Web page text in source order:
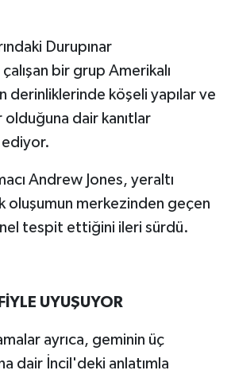
Durupınar
bir grup Amerikalı
derinliklerinde köşeli yapılar ve
dair kanıtlar
ediyor.
Andrew Jones, yeraltı
oluşumun merkezinden geçen
tespit ettiğini ileri sürdü.
UYUŞUYOR
ayrıca, geminin üç
dair İncil'deki anlatımla